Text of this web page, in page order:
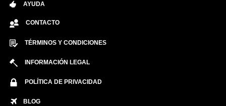
AYUDA
CONTACTO
TÉRMINOS Y CONDICIONES
INFORMACIÓN LEGAL
POLÍTICA DE PRIVACIDAD
BLOG